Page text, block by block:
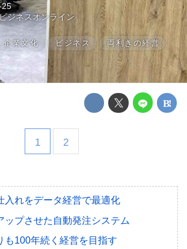
25
ジネスオンライン
企業文化 ビジネス
両利きの経営
1 2
入れをデータ経営で最適化
ップさせた自動発注システム
も100年続く経営を目指す